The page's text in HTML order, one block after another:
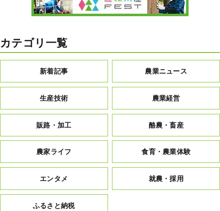
カテゴリ一覧
新着記事 農業ニュース
生産技術 農業経営
販路・加工 酪農・畜産
農家ライフ 食育・農業体験
エンタメ 就農・採用
ふるさと納税